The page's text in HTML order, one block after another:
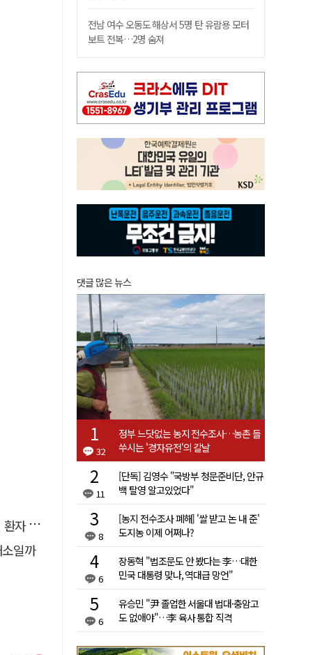
살려
일까
전남 여수 오동도 해상서 5명 탄 유람용 모터
보트 전복…2명 숨져
댓글 많은 뉴스
32
정부 느닷없는 농지 전수조사…농촌 들
쑤시는 '경자유전'의 칼날
11
[단독] 김영수 "국방부 청문준비단, 안규
백 탈영 알고있었다"
8
[농지 전수조사 폐해] '쌀 받고 논 내 준'
도지농 이제 어쩌나?
6
장동혁 "법조문도 안 봤다는 李…대한
민국 대통령 맞나, 역대급 망언"
6
유승민 "尹 졸업한 서울대 법대·충암고
도 없애야"…李 육사 통합 직격